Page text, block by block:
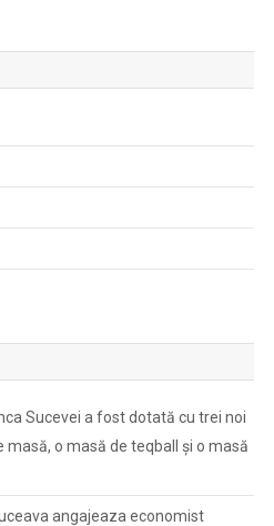
Sucevei a fost dotată cu trei noi
o masă de teqball și o masă
angajeaza economist